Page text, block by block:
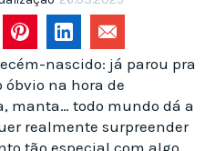
nascido: já parou pra
na hora de
manta… todo mundo dá a
realmente surpreender
tão especial com algo